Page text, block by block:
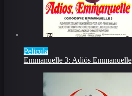
Pelicula
Emmanuelle 3: Adiós Emmanuelle